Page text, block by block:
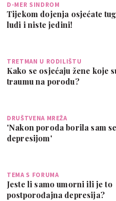
D-MER SINDROM
Tijekom dojenja osjećate
ludi i niste jedini!
TRETMAN U RODILIŠTU
Kako se osjećaju žene koje
traumu na porodu?
DRUŠTVENA MREŽA
'Nakon poroda borila sam
depresijom'
TEMA S FORUMA
Jeste li samo umorni ili je to
postporođajna depresija?